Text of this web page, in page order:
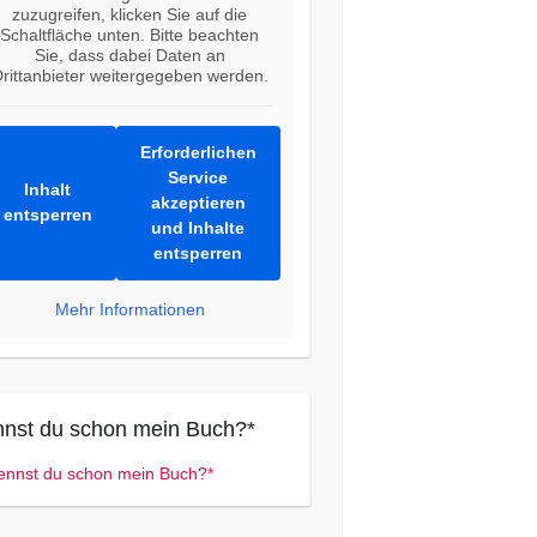
zuzugreifen, klicken Sie auf die
Schaltfläche unten. Bitte beachten
Sie, dass dabei Daten an
weitergegeben werden.
Inhalt
entsperren
Erforderlichen
Service
akzeptieren
und Inhalte
entsperren
Mehr Informationen
du schon mein Buch?*